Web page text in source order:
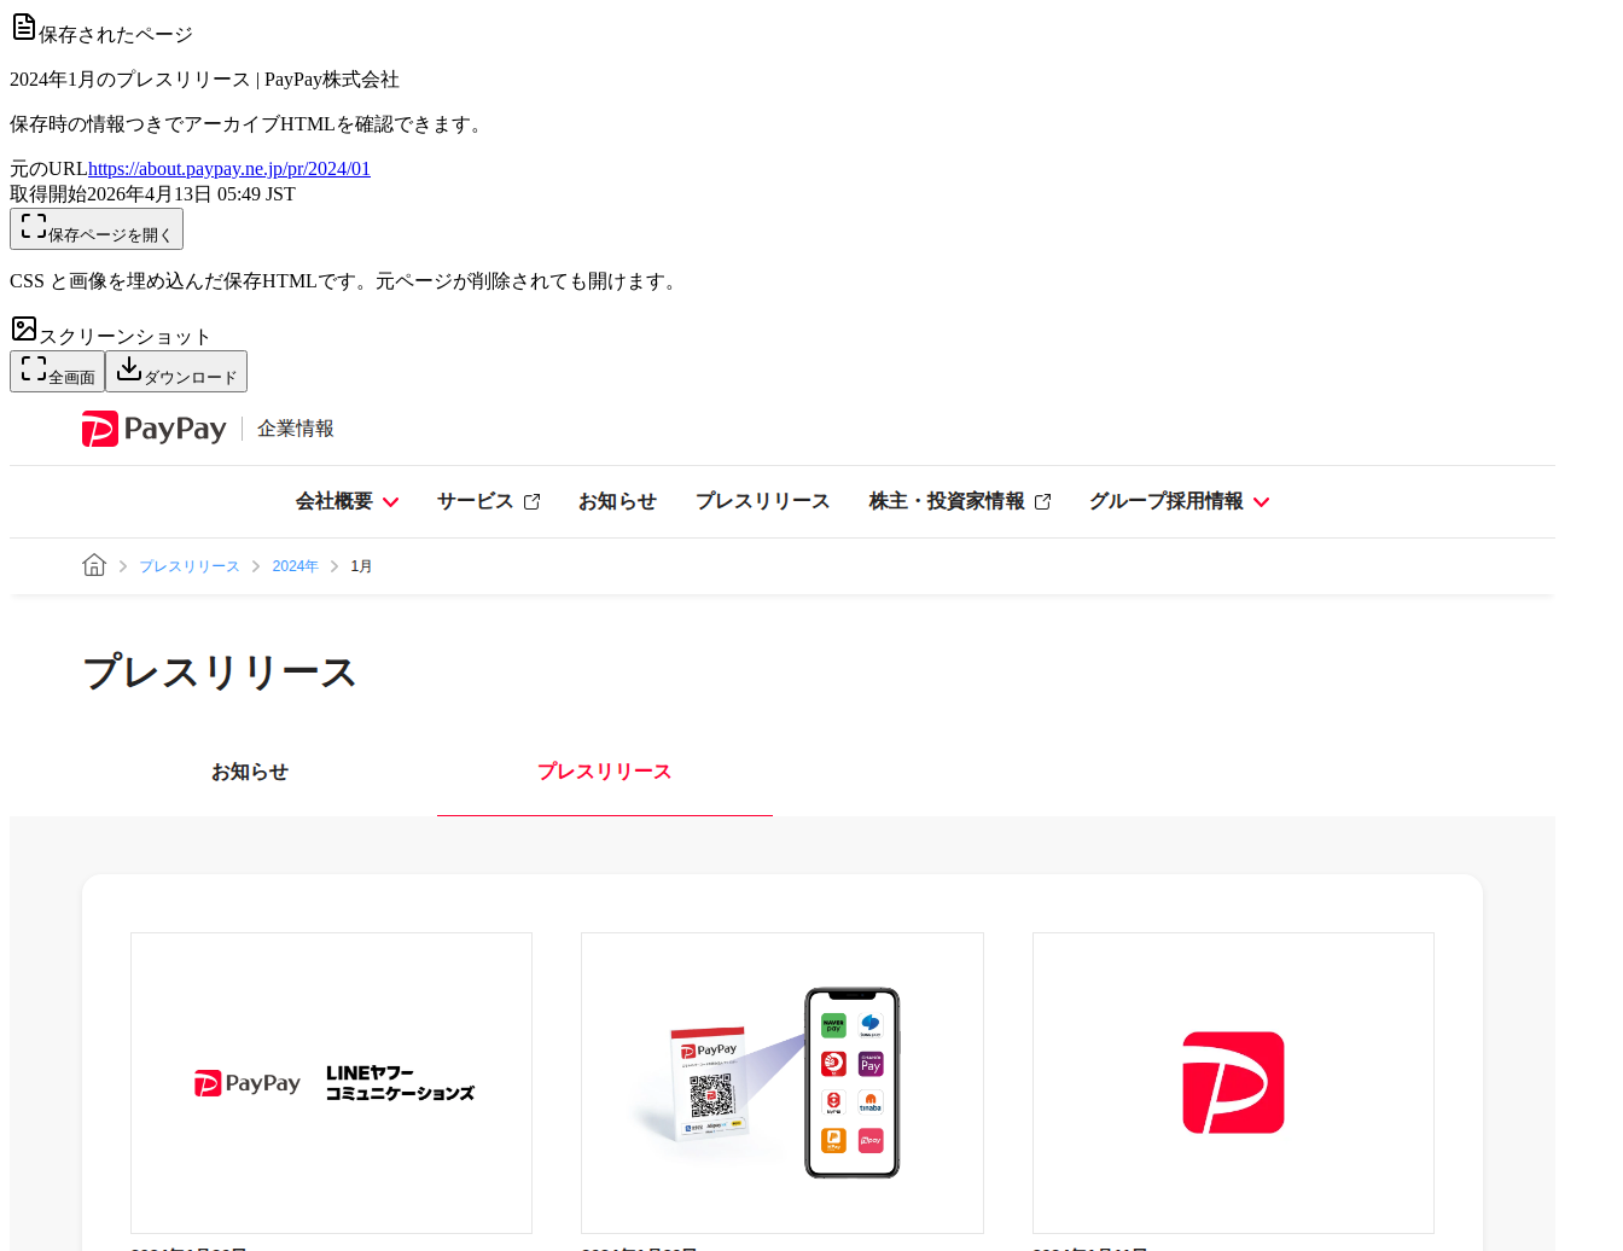
保存されたページ
2024年1月のプレスリリース | PayPay株式会社
保存時の情報つきでアーカイブHTMLを確認できます。
元のURLhttps://about.paypay.ne.jp/pr/2024/01
取得開始2026年4月13日 05:49 JST
保存ページを開く
CSS と画像を埋め込んだ保存HTMLです。元ページが削除されても開けます。
スクリーンショット
全画面 ダウンロード